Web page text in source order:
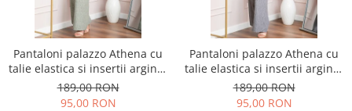
Pantaloni palazzo Athena cu
talie elastica si insertii argintii
- Kaki
189,00 RON
95,00 RON
Pantaloni palazzo Athena cu
talie elastica si insertii argintii
- Gri
189,00 RON
95,00 RON